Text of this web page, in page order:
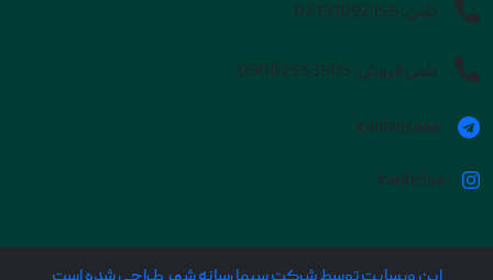
تلفن:02191092155
تلفن فروش:09002553505
iranhelsaaa
iranhelsa